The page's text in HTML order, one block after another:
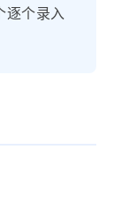
逐个录入